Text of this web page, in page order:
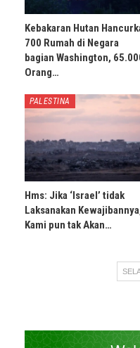
Kebakaran Hutan
700 Rumah di Negara
bagian Washington,
Orang…
PALESTINA
Hms: Jika ‘Israel’ tidak
Laksanakan
Kami pun tak Akan…